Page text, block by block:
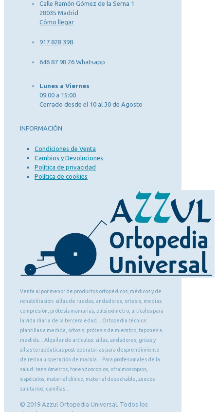
Calle Ramón Gómez de la Serna 1
28035 Madrid
Cómo llegar
917 828 398
646 87 98 26 Whatsapp
Lunes a Viernes
09:00 a 15:00
Cerrado desde el 10 al 30 de Agosto
INFORMACIÓN
Condiciones de Venta
Cambios y Devoluciones
Política de privacidad
Política de cookies
Venta al por menor de productos ortopédicos, médicos y de
rehabilitación: sillas de ruedas, andadores, ortesis, medias
compresión, prótesis mamarias, pulsioxímetro, artículos para
la vida diaria de la tercera edad... Ortopedia técnica:
plantillas a medida, ortosis, prótesis de miembro, tapones a
medida... Alquiler de artículos: sillas, andadores, grúas y
sillas terapéuticas post-operatorias para desprendimiento
de retina u operación de macula... Para profesionales de la
salud: tensiómetros, fonendoscopios, oftalmoscopios,
espéculos, material clínico, material desechable, zuecos
sanitarios, camillas...
© 2019 Azzul Ortopedia Universal. Todos los